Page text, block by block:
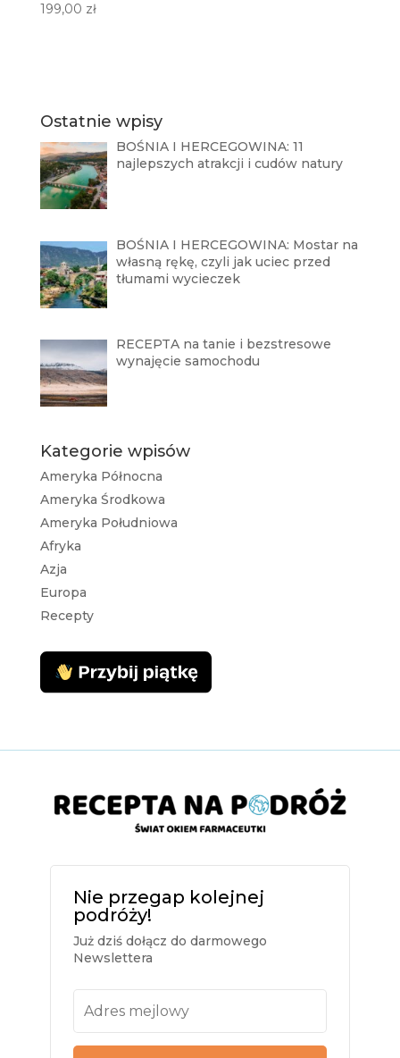
199,00 zł
Ostatnie wpisy
BOŚNIA I HERCEGOWINA: 11
najlepszych atrakcji i cudów natury
BOŚNIA I HERCEGOWINA: Mostar na
własną rękę, czyli jak uciec przed
tłumami wycieczek
RECEPTA na tanie i bezstresowe
wynajęcie samochodu
Kategorie wpisów
Ameryka Północna
Ameryka Środkowa
Ameryka Południowa
Afryka
Azja
Europa
Recepty
Nie przegap kolejnej
podróży!
Już dziś dołącz do darmowego
Newslettera